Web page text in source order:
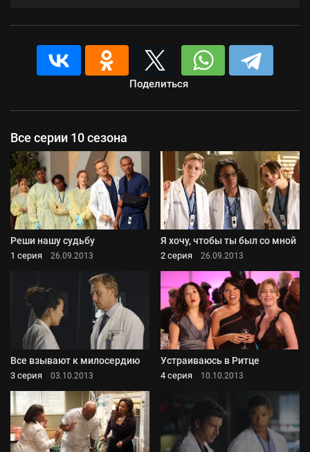
Поделиться
Все серии 10 сезона
Реши нашу судьбу
1 серия 26.09.2013
Я хочу, чтобы ты был со мной
2 серия 26.09.2013
Все взывают к милосердию
3 серия 03.10.2013
Устраиваюсь в Ритце
4 серия 10.10.2013